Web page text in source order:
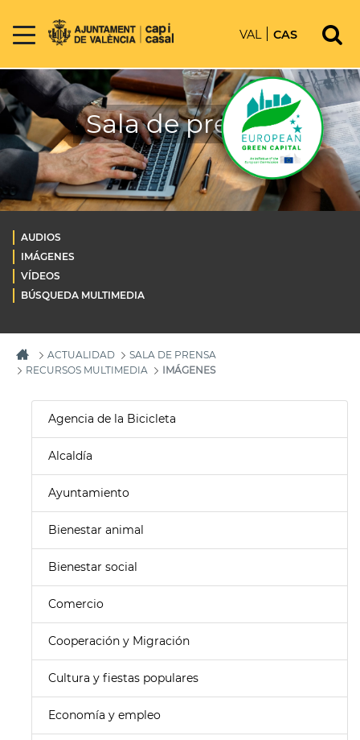
VAL CAS
Sala de prensa
AUDIOS
IMÁGENES
VÍDEOS
BÚSQUEDA MULTIMEDIA
ACTUALIDAD
SALA DE PRENSA
RECURSOS MULTIMEDIA
IMÁGENES
Agencia de la Bicicleta
Alcaldía
Ayuntamiento
Bienestar animal
Bienestar social
Comercio
Cooperación y Migración
Cultura y fiestas populares
Economía y empleo